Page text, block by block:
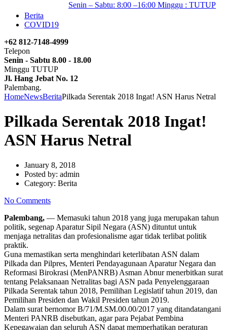
Senin – Sabtu: 8:00 –16:00 Minggu : TUTUP
Berita
COVID19
+62 812-7148-4999
Telepon
Senin - Sabtu 8.00 - 18.00
Minggu TUTUP
Jl. Hang Jebat No. 12
Palembang.
HomeNewsBeritaPilkada Serentak 2018 Ingat! ASN Harus Netral
Pilkada Serentak 2018 Ingat!
ASN Harus Netral
January 8, 2018
Posted by: admin
Category: Berita
No Comments
Palembang, — Memasuki tahun 2018 yang juga merupakan tahun
politik, segenap Aparatur Sipil Negara (ASN) dituntut untuk
menjaga netralitas dan profesionalisme agar tidak terlibat politik
praktik.
Guna memastikan serta menghindari keterlibatan ASN dalam
Pilkada dan Pilpres, Menteri Pendayagunaan Aparatur Negara dan
Reformasi Birokrasi (MenPANRB) Asman Abnur menerbitkan surat
tentang Pelaksanaan Netralitas bagi ASN pada Penyelenggaraan
Pilkada Serentak tahun 2018, Pemilihan Legislatif tahun 2019, dan
Pemilihan Presiden dan Wakil Presiden tahun 2019.
Dalam surat bernomor B/71/M.SM.00.00/2017 yang ditandatangani
Menteri PANRB disebutkan, agar para Pejabat Pembina
Kepegawaian dan seluruh ASN dapat memperhatikan peraturan